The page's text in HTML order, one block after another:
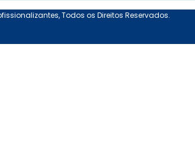
Todos os Direitos Reservados.